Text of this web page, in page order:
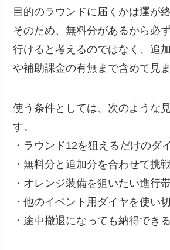
目的のラウンドに届くかは運が絡
そのため、無料分があるから必
行けると考えるのではなく、追
や補助課金の有無まで含めて見ま
使う条件としては、次のような
す。
・ラウンド12を狙えるだけのダ
・無料分と追加分を合わせて挑
・オレンジ装備を狙いたい進行
・他のイベント用ダイヤを使い
・途中撤退になっても納得でき